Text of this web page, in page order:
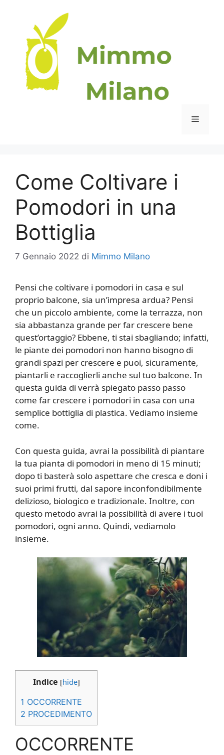
contenuto
Menu
Come Coltivare i
Pomodori in una
Bottiglia
7 Gennaio 2022 di Mimmo Milano
Pensi che coltivare i pomodori in casa e sul
proprio balcone, sia un’impresa ardua? Pensi
che un piccolo ambiente, come la terrazza, non
sia abbastanza grande per far crescere bene
quest’ortaggio? Ebbene, ti stai sbagliando; infatti,
le piante dei pomodori non hanno bisogno di
grandi spazi per crescere e puoi, sicuramente,
piantarli e raccoglierli anche sul tuo balcone. In
questa guida di verrà spiegato passo passo
come far crescere i pomodori in casa con una
semplice bottiglia di plastica. Vediamo insieme
come.
Con questa guida, avrai la possibilità di piantare
la tua pianta di pomodori in meno di 15 minuti;
dopo ti basterà solo aspettare che cresca e doni i
suoi primi frutti, dal sapore inconfondibilmente
delizioso, biologico e tradizionale. Inoltre, con
questo metodo avrai la possibilità di avere i tuoi
pomodori, ogni anno. Quindi, vediamolo
insieme.
Indice [hide]
1 OCCORRENTE
2 PROCEDIMENTO
OCCORRENTE